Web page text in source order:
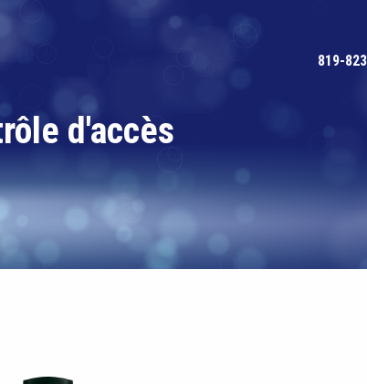
819-
d'accès